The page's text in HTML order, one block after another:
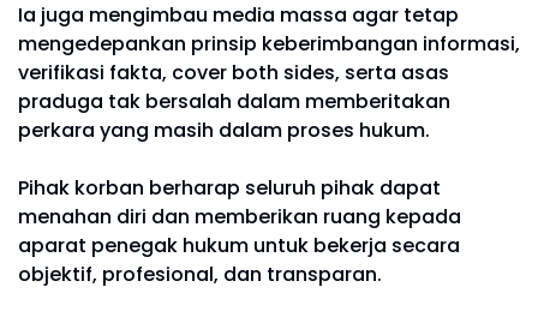
Ia juga mengimbau media massa agar tetap
mengedepankan prinsip keberimbangan informasi,
verifikasi fakta, cover both sides, serta asas
praduga tak bersalah dalam memberitakan
perkara yang masih dalam proses hukum.
Pihak korban berharap seluruh pihak dapat
menahan diri dan memberikan ruang kepada
aparat penegak hukum untuk bekerja secara
objektif, profesional, dan transparan.